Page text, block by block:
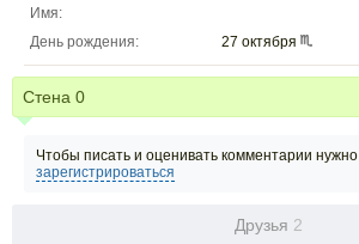
Имя:
День рождения:
27 октября
Стена 0
Чтобы писать и оценивать комментарии нужно
зарегистрироваться
Друзья 2